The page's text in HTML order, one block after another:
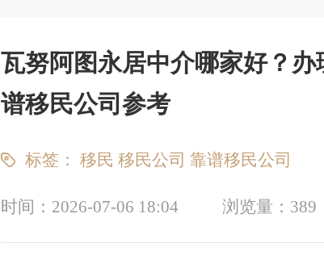
瓦努阿图永居中介哪家好？
谱移民公司参考
标签： 移民 移民公司 靠谱移民公司
时间： 2026-07-06 18:04 浏览量： 389